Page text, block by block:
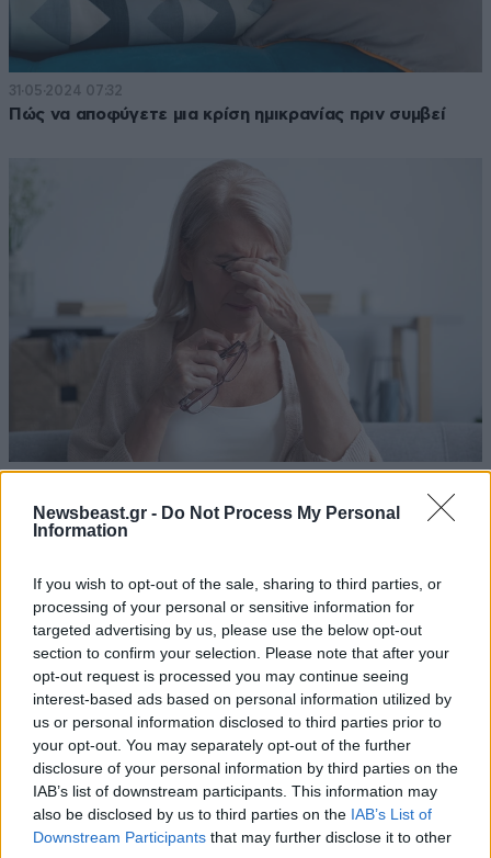
Newsbeast.gr - Do Not Process My Personal
Information
If you wish to opt-out of the sale, sharing to third parties, or
processing of your personal or sensitive information for
targeted advertising by us, please use the below opt-out
section to confirm your selection. Please note that after your
opt-out request is processed you may continue seeing
interest-based ads based on personal information utilized by
us or personal information disclosed to third parties prior to
your opt-out. You may separately opt-out of the further
disclosure of your personal information by third parties on the
IAB’s list of downstream participants. This information may
also be disclosed by us to third parties on the IAB’s List of
Downstream Participants that may further disclose it to other
31·05·2024 07:32
Πώς να αποφύγετε μια κρίση ημικρανίας πριν συμβεί
Αυξημένο κίνδυνο εγκεφαλικού επεισοδίου διατρέχουν
οι πάσχοντες από ημικρανία